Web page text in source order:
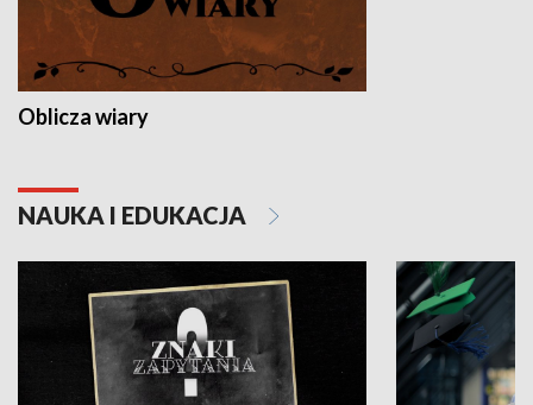
Oblicza wiary
NAUKA I EDUKACJA